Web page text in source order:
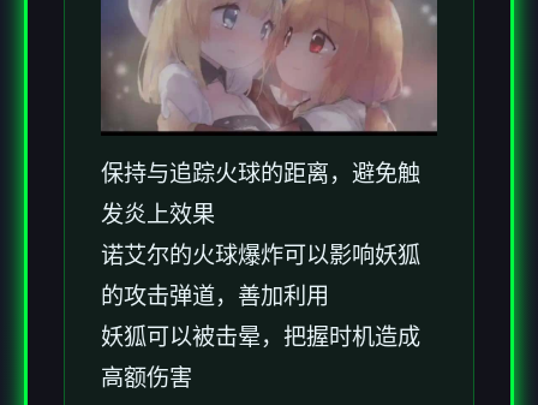
保持与追踪火球的距离，避免触
发炎上效果
诺艾尔的火球爆炸可以影响妖狐
的攻击弹道，善加利用
妖狐可以被击晕，把握时机造成
高额伤害